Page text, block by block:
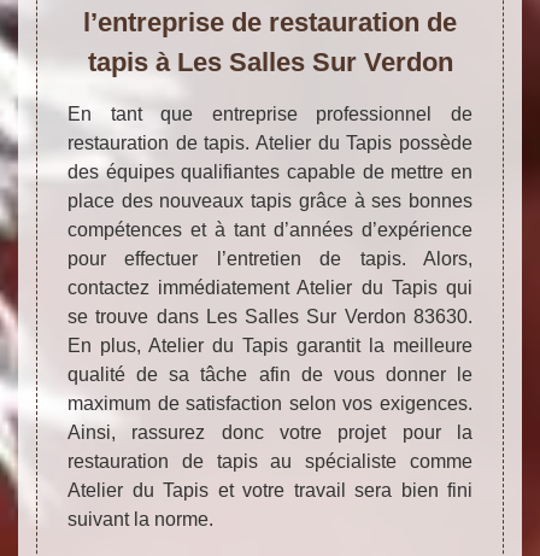
l’entreprise de restauration de
tapis à Les Salles Sur Verdon
En tant que entreprise professionnel de
restauration de tapis. Atelier du Tapis possède
des équipes qualifiantes capable de mettre en
place des nouveaux tapis grâce à ses bonnes
compétences et à tant d’années d’expérience
pour effectuer l’entretien de tapis. Alors,
contactez immédiatement Atelier du Tapis qui
se trouve dans Les Salles Sur Verdon 83630.
En plus, Atelier du Tapis garantit la meilleure
qualité de sa tâche afin de vous donner le
maximum de satisfaction selon vos exigences.
Ainsi, rassurez donc votre projet pour la
restauration de tapis au spécialiste comme
Atelier du Tapis et votre travail sera bien fini
suivant la norme.